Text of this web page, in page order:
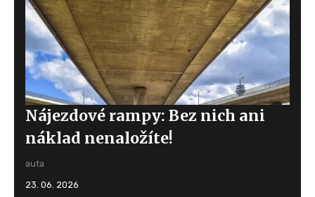
Nájezdové rampy: Bez nich ani
náklad nenaložíte!
auta
23. 06. 2026